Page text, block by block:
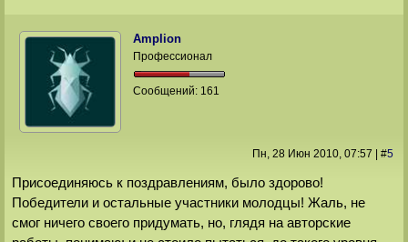
Amplion
Профессионал
Сообщений: 161
Пн, 28 Июн 2010, 07:57 #5
Присоединяюсь к поздравлениям, было здорово!
Победители и остальные участники молодцы! Жаль, не
смог ничего своего придумать, но, глядя на авторские